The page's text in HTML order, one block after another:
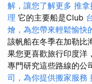
解，讓您了解更多 推拿
理 它的主要船是Club
燴，為您帶來輕鬆愉快
該帆船在冬季在加勒比
果您更喜歡旅行印度洋
專門研究這些路線的公
司，為你提供搬家服務